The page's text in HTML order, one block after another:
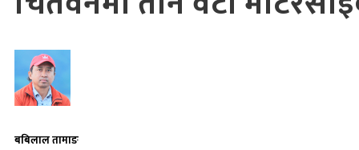
बबिलाल तामाङ